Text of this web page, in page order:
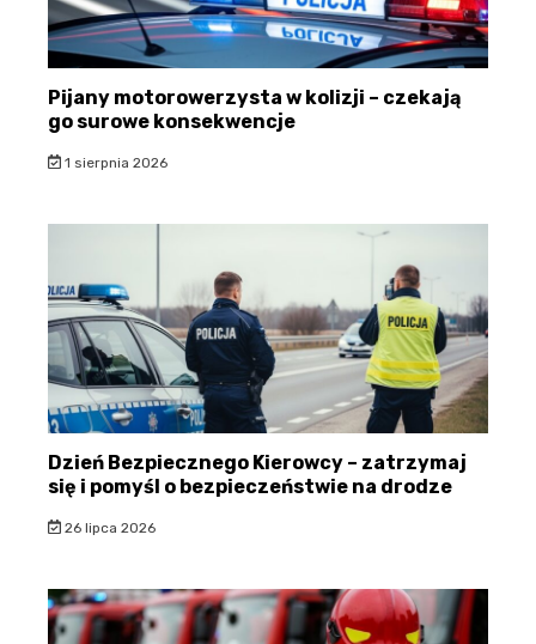
Pijany motorowerzysta w kolizji – czekają
go surowe konsekwencje
1 sierpnia 2026
Dzień Bezpiecznego Kierowcy – zatrzymaj
się i pomyśl o bezpieczeństwie na drodze
26 lipca 2026